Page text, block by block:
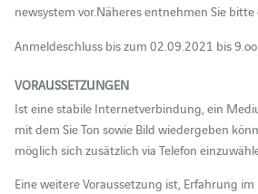
newsystem vor.Näheres entnehmen Sie bitte
Anmeldeschluss bis zum 02.09.2021 bis
VORAUSSETZUNGEN
Ist eine stabile Internetverbindung, ein
mit dem Sie Ton sowie Bild wiedergeben
möglich sich zusätzlich via Telefon
Eine weitere Voraussetzung ist, Erfahrung